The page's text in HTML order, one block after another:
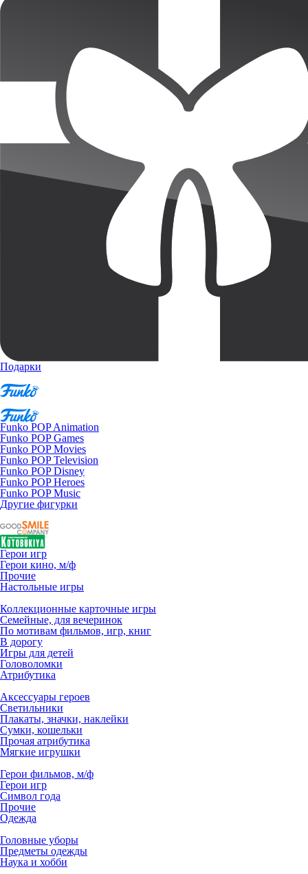
Подарки
Funko POP Animation
Funko POP Games
Funko POP Movies
Funko POP Television
Funko POP Disney
Funko POP Heroes
Funko POP Music
Другие фигурки
Герои игр
Герои кино, м/ф
Прочие
Настольные игры
Коллекционные карточные игры
Семейные, для вечеринок
По мотивам фильмов, игр, книг
В дорогу
Игры для детей
Головоломки
Атрибутика
Аксессуары героев
Светильники
Плакаты, значки, наклейки
Сумки, кошельки
Прочая атрибутика
Мягкие игрушки
Герои фильмов, м/ф
Герои игр
Символ года
Прочие
Одежда
Головные уборы
Предметы одежды
Наука и хобби